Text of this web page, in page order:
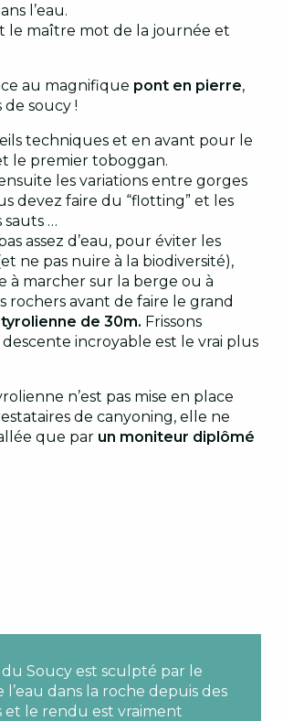
l’eau.
le maître mot de la journée et
au magnifique pont en pierre,
de soucy !
techniques et en avant pour le
le premier toboggan.
les variations entre gorges
devez faire du “flotting” et les
sauts …
assez d’eau, pour éviter les
ne pas nuire à la biodiversité),
à marcher sur la berge ou à
rochers avant de faire le grand
de 30m. Frissons
incroyable est le vrai plus
n’est pas mise en place
de canyoning, elle ne
que par un moniteur diplômé
du Soucy est sculpté par le
l’eau dans la roche depuis des
et le rendu est vraiment